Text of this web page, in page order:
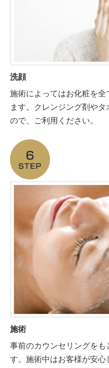
洗顔
施術によってはお化粧を
ます。クレンジング剤や
ので、ご利用ください。
施術
事前のカウンセリングをも
す。施術中はお客様が安